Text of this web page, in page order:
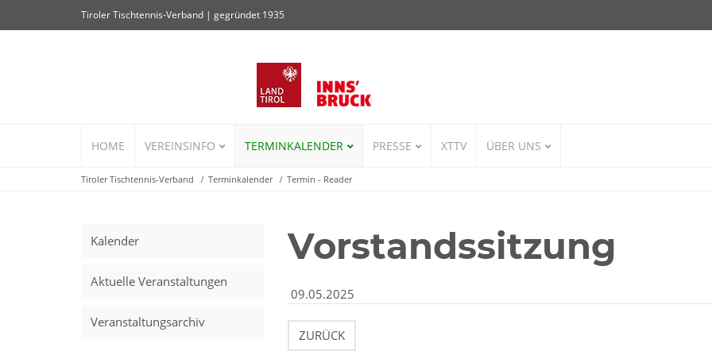
Tiroler Tischtennis-Verband | gegründet 1935
überspringen
HOME VEREINSINFO TERMINKALENDER PRESSE XTTV ÜBER UNS
Tiroler Tischtennis-Verband Terminkalender Termin - Reader
Vorstandssitzung
09.05.2025
ZURÜCK
Kalender
Aktuelle Veranstaltungen
Veranstaltungsarchiv